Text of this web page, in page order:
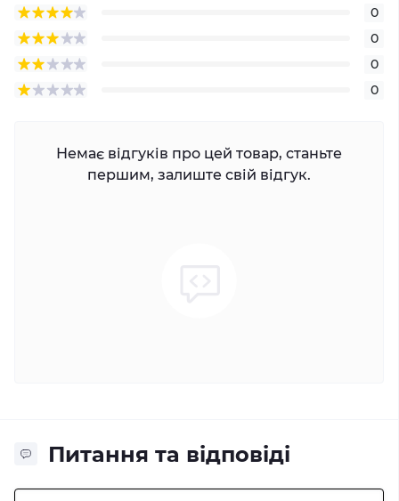
0
0
0
0
Немає відгуків про цей товар, станьте
першим, залиште свій відгук.
Питання та відповіді